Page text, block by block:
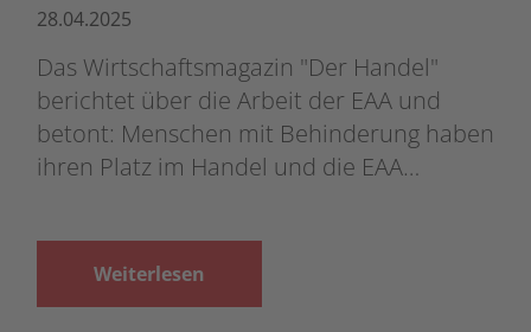
28.04.2025
Das Wirtschaftsmagazin "Der Handel"
berichtet über die Arbeit der EAA und
betont: Menschen mit Behinderung haben
ihren Platz im Handel und die EAA…
Weiterlesen